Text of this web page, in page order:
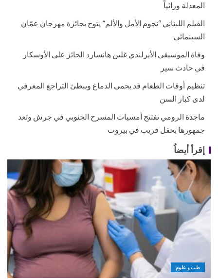
المعدلة وراثياً
الفيلم اللبناني “نجوم الأمل والألم” يتوج بجائزة مهرجان عمّان
السينمائي
وفاة الموسيقي الأيرلندي غلين هانسارد الحائز على الأوسكار
في حادث سير
تنظيم أوقات الطعام قد يحمي الدماغ ويبطئ التراجع المعرفي
لدى كبار السن
ماجدة الرومي تفتتح أمسيات المسرح الجنوبي في جرش وتعد
جمهورها بحفل قريب في بيروت
إقرأ أيضاُ
طب و علوم